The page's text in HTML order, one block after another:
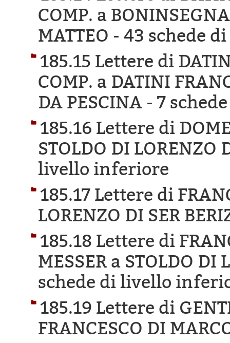
COMP. a
MATTEO - 43 schede
185.15 Lettere di
COMP. a DATINI
DA PESCINA - 7
185.16 Lettere di
STOLDO DI LORENZO
livello inferiore
185.17 Lettere di
LORENZO DI SER
185.18 Lettere di
MESSER a STOLDO DI
schede di livello
185.19 Lettere di
FRANCESCO DI